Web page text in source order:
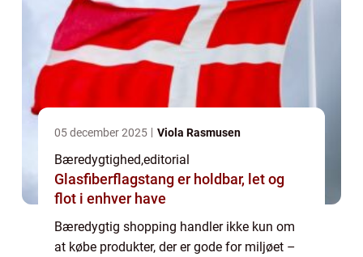
05 december 2025 Viola Rasmusen
Bæredygtighed,editorial
Glasfiberflagstang er holdbar, let og
flot i enhver have
Bæredygtig shopping handler ikke kun om
at købe produkter, der er gode for miljøet –